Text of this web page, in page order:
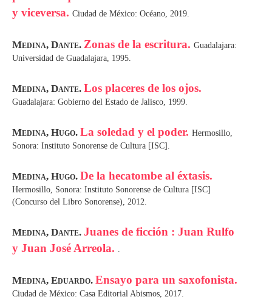
y viceversa. Ciudad de México: Océano, 2019.
Medina, Dante. Zonas de la escritura. Guadalajara:
Universidad de Guadalajara, 1995.
Medina, Dante. Los placeres de los ojos.
Guadalajara: Gobierno del Estado de Jalisco, 1999.
Medina, Hugo. La soledad y el poder. Hermosillo,
Sonora: Instituto Sonorense de Cultura [ISC].
Medina, Hugo. De la hecatombe al éxtasis.
Hermosillo, Sonora: Instituto Sonorense de Cultura [ISC]
(Concurso del Libro Sonorense), 2012.
Medina, Dante. Juanes de ficción : Juan Rulfo
y Juan José Arreola.
Medina, Eduardo. Ensayo para un saxofonista.
Ciudad de México: Casa Editorial Abismos, 2017.